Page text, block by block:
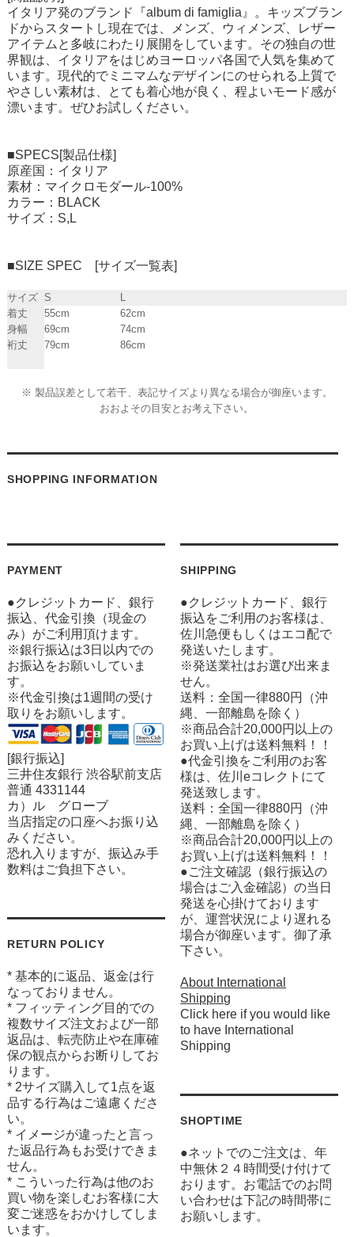
イタリア発のブランド『album di famiglia』。キッズブラン
ドからスタートし現在では、メンズ、ウィメンズ、レザー
アイテムと多岐にわたり展開をしています。その独自の世
界観は、イタリアをはじめヨーロッパ各国で人気を集めて
います。現代的でミニマムなデザインにのせられる上質で
やさしい素材は、とても着心地が良く、程よいモード感が
漂います。ぜひお試しください。
■SPECS[製品仕様]
原産国：イタリア
素材：マイクロモダール-100%
カラー：BLACK
サイズ：S,L
■SIZE SPEC [サイズ一覧表]
サイズ S
L
着丈
55cm
62cm
身幅
69cm
74cm
裄丈
79cm 86cm
※ 製品誤差として若干、表記サイズより異なる場合が御座います。
おおよその目安とお考え下さい。
SHOPPING INFORMATION
PAYMENT
●クレジットカード、銀行
振込、代金引換（現金の
み）がご利用頂けます。
※銀行振込は3日以内での
お振込をお願いしていま
す。
※代金引換は1週間の受け
取りをお願いします。
[銀行振込]
三井住友銀行 渋谷駅前支店
普通 4331144
カ）ル グローブ
当店指定の口座へお振り込
みください。
恐れ入りますが、振込み手
数料はご負担下さい。
RETURN POLICY
* 基本的に返品、返金は行
なっておりません。
* フィッティング目的での
複数サイズ注文および一部
返品は、転売防止や在庫確
保の観点からお断りしてお
ります。
* 2サイズ購入して1点を返
品する行為はご遠慮くださ
い。
* イメージが違ったと言っ
た返品行為もお受けできま
せん。
* こういった行為は他のお
買い物を楽しむお客様に大
変ご迷惑をおかけしてしま
います。
SHIPPING
●クレジットカード、銀行
振込をご利用のお客様は、
佐川急便もしくはエコ配で
発送いたします。
※発送業社はお選び出来ま
せん。
送料：全国一律880円（沖
縄、一部離島を除く）
※商品合計20,000円以上の
お買い上げは送料無料！！
●代金引換をご利用のお客
様は、佐川eコレクトにて
発送致します。
送料：全国一律880円（沖
縄、一部離島を除く）
※商品合計20,000円以上の
お買い上げは送料無料！！
●ご注文確認（銀行振込の
場合はご入金確認）の当日
発送を心掛けております
が、運営状況により遅れる
場合が御座います。御了承
下さい。
About International
Shipping
Click here if you would like
to have International
Shipping
SHOPTIME
●ネットでのご注文は、年
中無休２４時間受け付けて
おります。お電話でのお問
い合わせは下記の時間帯に
お願いします。